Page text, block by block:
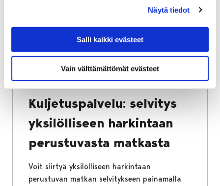
Näytä tiedot
Salli kaikki evästeet
Vain välttämättömät evästeet
Ota yhteyttä
Sosiaali- ja terveyspalveluiden sähköiset
palvelut ja lomakkeet
Vammaispalvelut
Kuljetuspalvelu: selvitys yksilölliseen
harkintaan perustuvasta matkasta
Kuljetuspalvelu: selvitys
yksilölliseen harkintaan
perustuvasta matkasta
Voit siirtyä yksilölliseen harkintaan
perustuvan matkan selvitykseen painamalla